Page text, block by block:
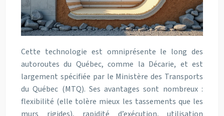
Cette technologie est omniprésente le long des
autoroutes du Québec, comme la Décarie, et est
largement spécifiée par le Ministère des Transports
du Québec (MTQ). Ses avantages sont nombreux :
flexibilité (elle tolère mieux les tassements que les
murs rigides), rapidité d’exécution, utilisation